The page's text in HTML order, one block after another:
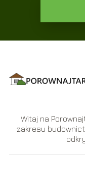
Witaj na
zakresu